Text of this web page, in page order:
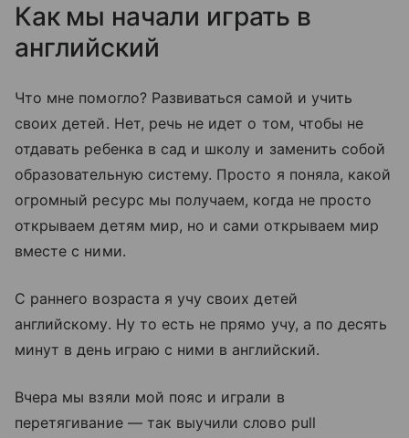
Как мы начали играть в
английский
Что мне помогло? Развиваться самой и учить
своих детей. Нет, речь не идет о том, чтобы не
отдавать ребенка в сад и школу и заменить собой
образовательную систему. Просто я поняла, какой
огромный ресурс мы получаем, когда не просто
открываем детям мир, но и сами открываем мир
вместе с ними.
С раннего возраста я учу своих детей
английскому. Ну то есть не прямо учу, а по десять
минут в день играю с ними в английский.
Вчера мы взяли мой пояс и играли в
перетягивание — так выучили слово pull